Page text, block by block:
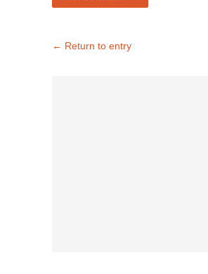
← Return to entry